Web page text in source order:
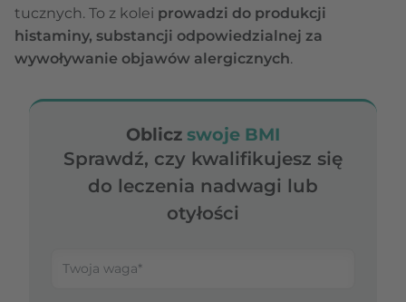
tucznych. To z kolei prowadzi do produkcji
histaminy, substancji odpowiedzialnej za
wywoływanie objawów alergicznych.
Oblicz swoje BMI
Sprawdź, czy kwalifikujesz się
do leczenia nadwagi lub
otyłości